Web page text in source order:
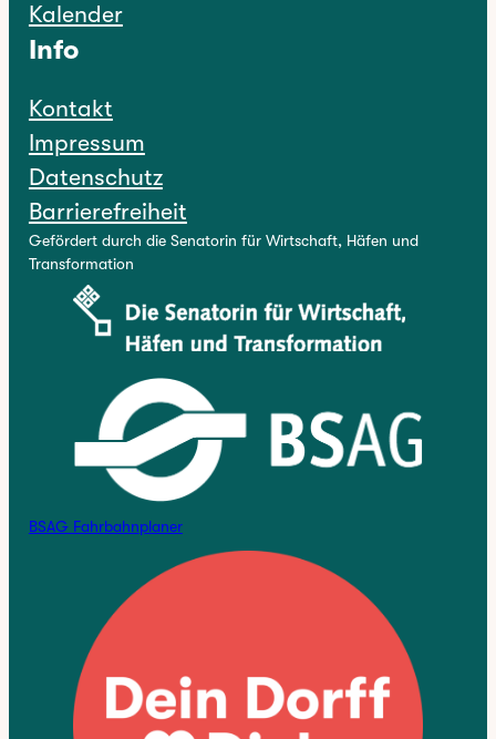
Kalender
Info
Kontakt
Impressum
Datenschutz
Barrierefreiheit
Gefördert durch die Senatorin für Wirtschaft, Häfen und
Transformation
BSAG Fahrbahnplaner